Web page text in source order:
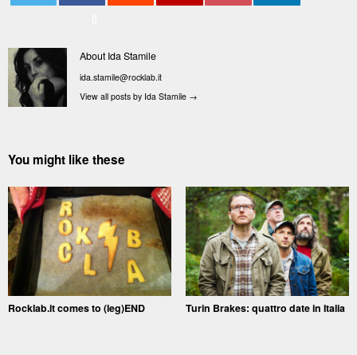
About Ida Stamile
ida.stamile@rocklab.it
View all posts by Ida Stamile →
You might like these
Rocklab.it comes to (leg)END Turin Brakes: quattro date in Italia